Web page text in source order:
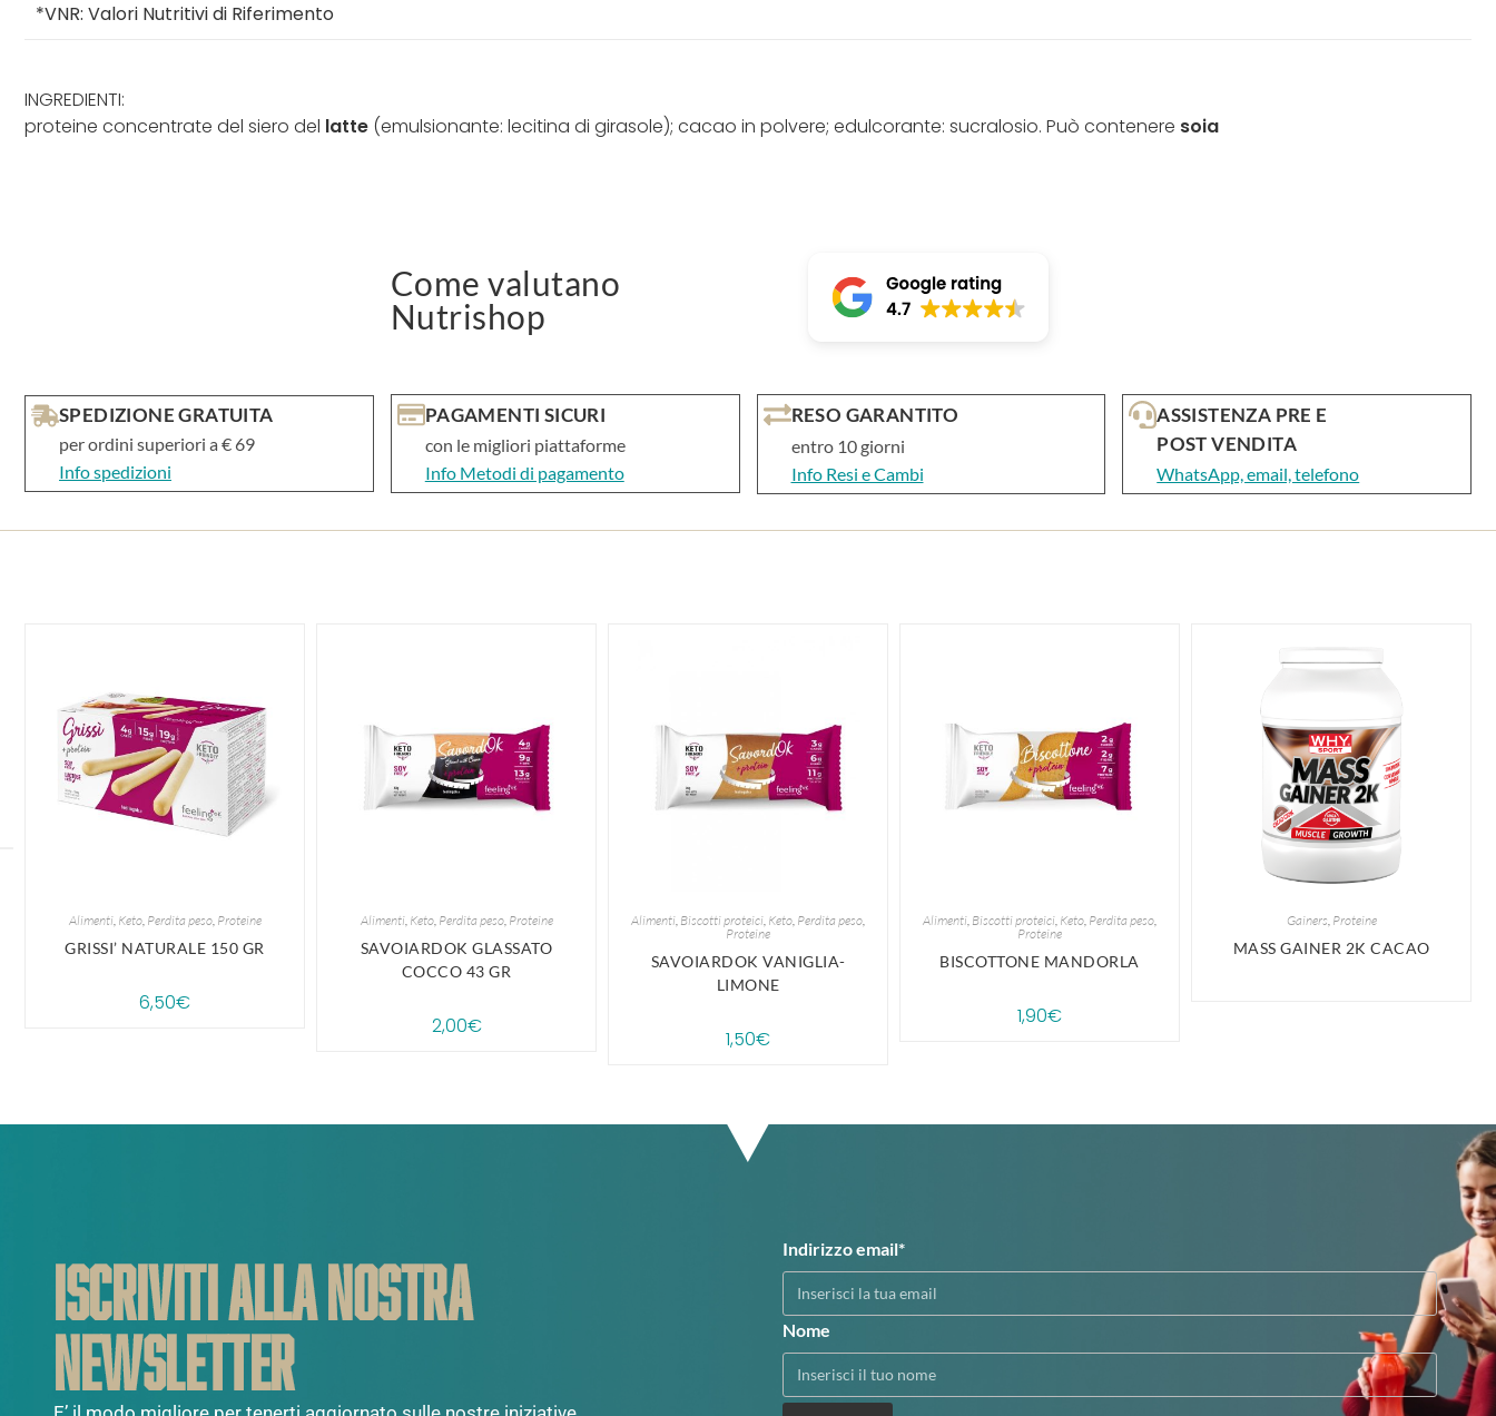
*VNR: Valori Nutritivi di Riferimento
INGREDIENTI:
proteine concentrate del siero del latte (emulsionante: lecitina di girasole); cacao in polvere; edulcorante: sucralosio. Può contenere soia
Come valutano
Nutrishop
SPEDIZIONE GRATUITA
per ordini superiori a € 69
Info spedizioni
PAGAMENTI SICURI
con le migliori piattaforme
Info Metodi di pagamento
RESO GARANTITO
entro 10 giorni
Info Resi e Cambi
ASSISTENZA PRE E
POST VENDITA
WhatsApp, email, telefono
Alimenti, Keto, Perdita peso, Proteine
GRISSI’ NATURALE 150 GR
6,50€
Alimenti, Keto, Perdita peso, Proteine
SAVOIARDOK GLASSATO
COCCO 43 GR
2,00€
Alimenti, Biscotti proteici, Keto, Perdita peso,
Proteine
SAVOIARDOK VANIGLIA-
LIMONE
1,50€
Alimenti, Biscotti proteici, Keto, Perdita peso,
Proteine
BISCOTTONE MANDORLA
1,90€
Gainers, Proteine
MASS GAINER 2K CACAO
ISCRIVITI ALLA NOSTRA
NEWSLETTER
Indirizzo email*
Nome